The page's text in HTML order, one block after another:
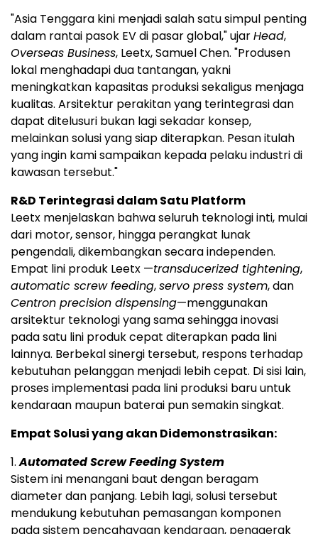
"Asia Tenggara kini menjadi salah satu simpul penting
dalam rantai pasok EV di pasar global," ujarHead,
Overseas Business, Leetx, Samuel Chen. "Produsen
lokal menghadapi dua tantangan, yakni
meningkatkan kapasitas produksi sekaligus menjaga
kualitas. Arsitektur perakitan yang terintegrasi dan
dapat ditelusuri bukan lagi sekadar konsep,
melainkan solusi yang siap diterapkan. Pesan itulah
yang ingin kami sampaikan kepada pelaku industri di
kawasan tersebut."
R&D Terintegrasi dalam Satu Platform
Leetx menjelaskan bahwa seluruh teknologi inti, mulai
dari motor, sensor, hingga perangkat lunak
pengendali, dikembangkan secara independen.
Empat lini produk Leetx —transducerized tightening,
automatic screw feeding,servo press system, dan
Centron precision dispensing—menggunakan
arsitektur teknologi yang sama sehingga inovasi
pada satu lini produk cepat diterapkan pada lini
lainnya. Berbekal sinergi tersebut, respons terhadap
kebutuhan pelanggan menjadi lebih cepat. Di sisi lain,
proses implementasi pada lini produksi baru untuk
kendaraan maupun baterai pun semakin singkat.
Empat Solusi yang akan Didemonstrasikan:
1.Automated Screw Feeding System
Sistem ini menangani baut dengan beragam
diameter dan panjang. Lebih lagi, solusi tersebut
mendukung kebutuhan pemasangan komponen
pada sistem pencahayaan kendaraan, penggerak